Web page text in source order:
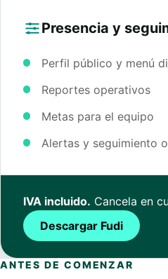
Presencia y
Perfil público y menú
Reportes operativos
Metas para el equipo
Alertas y seguimiento
IVA incluido. Cancela en
Descargar Fudi
ANTES DE COMENZAR